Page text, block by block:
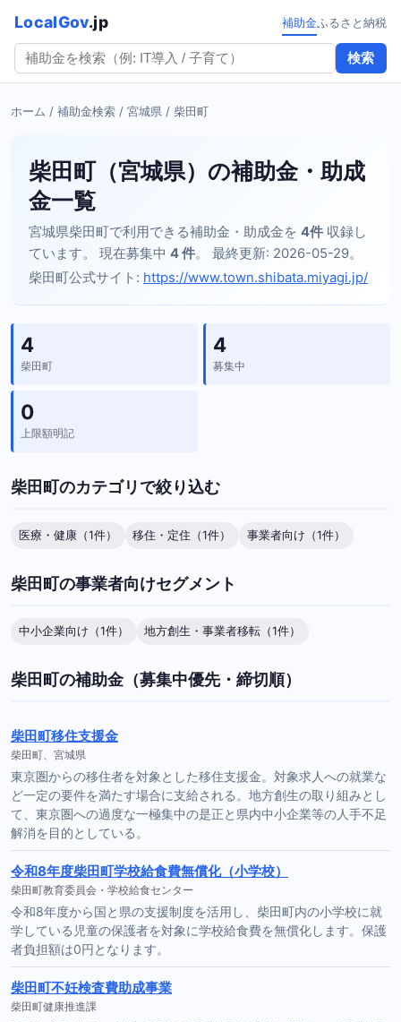
LocalGov.jp
検索
補助金ふるさと納税
ホーム / 補助金検索 / 宮城県 / 柴田町
柴田町（宮城県）の補助金・助成
金一覧
宮城県柴田町で利用できる補助金・助成金を 4件 収録し
ています。 現在募集中 4 件。 最終更新: 2026-05-29。
柴田町公式サイト: https://www.town.shibata.miyagi.jp/
4
柴田町
4
募集中
0
上限額明記
柴田町のカテゴリで絞り込む
医療・健康（1件） 移住・定住（1件） 事業者向け（1件）
柴田町の事業者向けセグメント
中小企業向け（1件） 地方創生・事業者移転（1件）
柴田町の補助金（募集中優先・締切順）
柴田町移住支援金
柴田町、宮城県
東京圏からの移住者を対象とした移住支援金。対象求人への就業な
ど一定の要件を満たす場合に支給される。地方創生の取り組みとし
て、東京圏への過度な一極集中の是正と県内中小企業等の人手不足
解消を目的としている。
令和8年度柴田町学校給食費無償化（小学校）
柴田町教育委員会・学校給食センター
令和8年度から国と県の支援制度を活用し、柴田町内の小学校に就
学している児童の保護者を対象に学校給食費を無償化します。保護
者負担額は0円となります。
柴田町不妊検査費助成事業
柴田町健康推進課